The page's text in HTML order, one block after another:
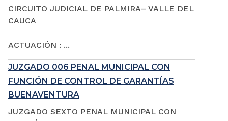
CIRCUITO JUDICIAL DE PALMIRA– VALLE DEL
CAUCA
ACTUACIÓN : ...
JUZGADO 006 PENAL MUNICIPAL CON
FUNCIÓN DE CONTROL DE GARANTÍAS
BUENAVENTURA
JUZGADO SEXTO PENAL MUNICIPAL CON